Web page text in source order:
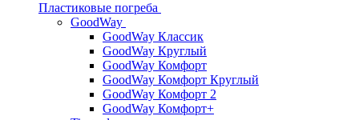
Пластиковые погреба
GoodWay
GoodWay Классик
GoodWay Круглый
GoodWay Комфорт
GoodWay Комфорт Круглый
GoodWay Комфорт 2
GoodWay Комфорт+